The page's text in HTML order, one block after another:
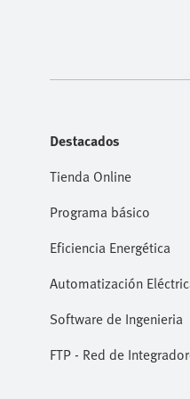
Destacados
Tienda Online
Programa básico
Eficiencia Energética
Automatización
Software de Ingenieria
FTP - Red de